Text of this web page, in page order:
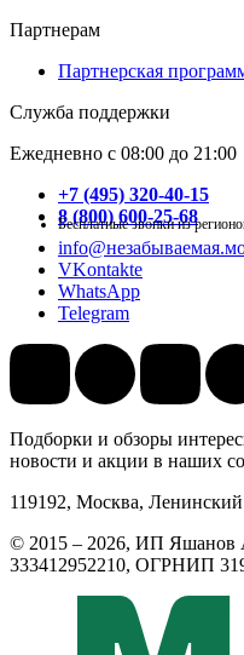
Партнерам
Партнерская
Служба поддержки
Ежедневно с 08:00 до 21:00
+7 (495) 320-40-15
8 (800) 600-25-68
Бесплатные звонки из
VKontakte
WhatsApp
Telegram
Подборки и обзоры
новости и акции в наших
119192, Москва,
© 2015 – 2026, ИП Яшанов
333412952210, ОГРНИП